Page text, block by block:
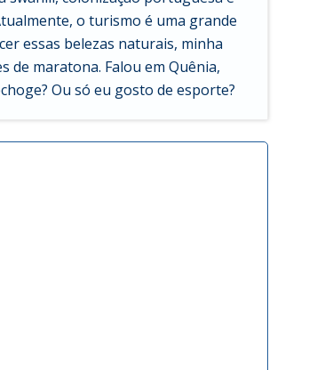
o turismo é uma grande
essas belezas naturais, minha
de maratona. Falou em Quênia,
Ou só eu gosto de esporte?